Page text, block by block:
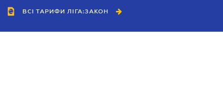
ВСІ ТАРИФИ ЛІГА:ЗАКОН